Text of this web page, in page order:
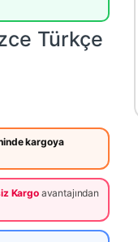
Türkçe
kargoya
Kargoavantajından